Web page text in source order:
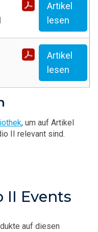
Artikel
lesen
Artikel
lesen
, um auf Artikel
II relevant sind.
II Events
auf diesen